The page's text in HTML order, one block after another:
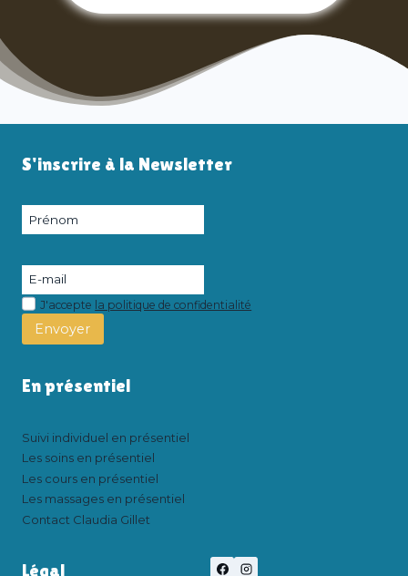
S'inscrire à la Newsletter
J'accepte la politique de confidentialité
Envoyer
En présentiel
Suivi individuel en présentiel
Les soins en présentiel
Les cours en présentiel
Les massages en présentiel
Contact Claudia Gillet
Légal